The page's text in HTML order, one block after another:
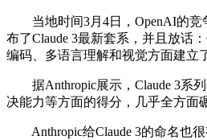
当地时间3月4日，OpenAI的竞
布了Claude 3最新套系，并且放话：
编码、多语言理解和视觉方面建立
据Anthropic展示，Claude 3系
决能力等方面的得分，几乎全方面
Anthropic给Claude 3的命名也很